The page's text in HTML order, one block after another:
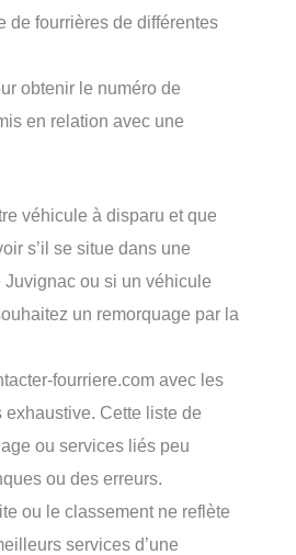
de fourrières de différentes
obtenir le numéro de
en relation avec une
véhicule à disparu et que
s’il se situe dans une
ou si un véhicule
un remorquage par la
fourriere.com avec les
exhaustive. Cette liste de
ou services liés peu
ou des erreurs.
ou le classement ne reflète
services d’une